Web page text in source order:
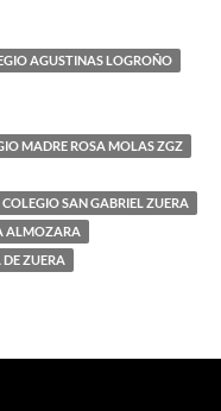
AGUSTINAS LOGROÑO
MADRE ROSA MOLAS ZGZ
COLEGIO SAN GABRIEL ZUERA
ALMOZARA
ZUERA